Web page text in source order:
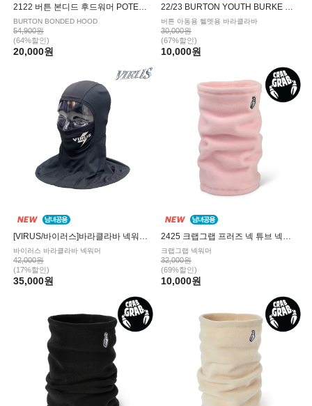
2122 버튼 본디드 후드워머 POTENT PINK
BURTON BONDED HOOD
54,900원
(64%할인)
20,000원
22/23 BURTON YOUTH BURKE HOOD_TRUE BLACK HELMET (버튼 아동용 헬멧용 바라클라바)
버튼 아동용 헬멧용 바라클라바
30,000원
(67%할인)
10,000원
[VIRUS/바이러스]바라클라바 넥워머BLACK
바이러스 바라클라바 넥워머
42,000원
(17%할인)
35,000원
2425 크랩그랩 프러즈 넥 튜브 넥워머 Soft Pink
크랩그랩 넥워머
32,000원
(69%할인)
10,000원